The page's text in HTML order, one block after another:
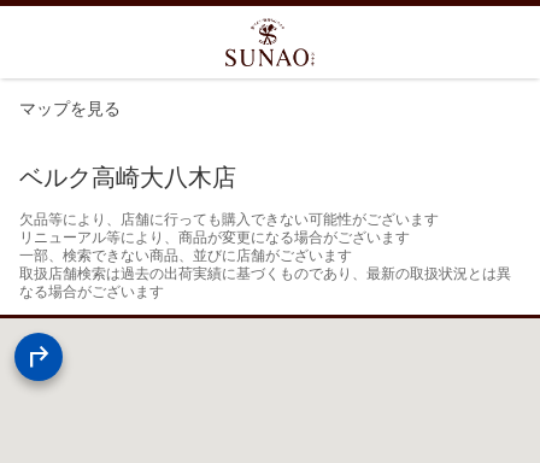
マップを見る
ベルク高崎大八木店
欠品等により、店舗に行っても購入できない可能性がございます
リニューアル等により、商品が変更になる場合がございます
一部、検索できない商品、並びに店舗がございます
取扱店舗検索は過去の出荷実績に基づくものであり、最新の取扱状況とは異
なる場合がございます